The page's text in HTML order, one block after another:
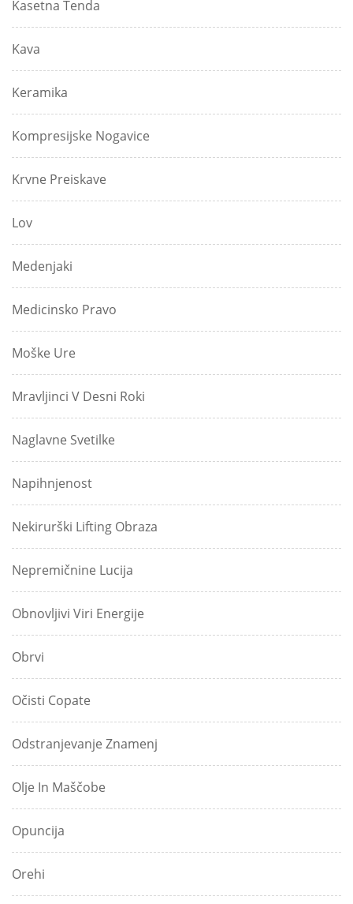
Kasetna Tenda
Kava
Keramika
Kompresijske Nogavice
Krvne Preiskave
Lov
Medenjaki
Medicinsko Pravo
Moške Ure
Mravljinci V Desni Roki
Naglavne Svetilke
Napihnjenost
Nekirurški Lifting Obraza
Nepremičnine Lucija
Obnovljivi Viri Energije
Obrvi
Očisti Copate
Odstranjevanje Znamenj
Olje In Maščobe
Opuncija
Orehi